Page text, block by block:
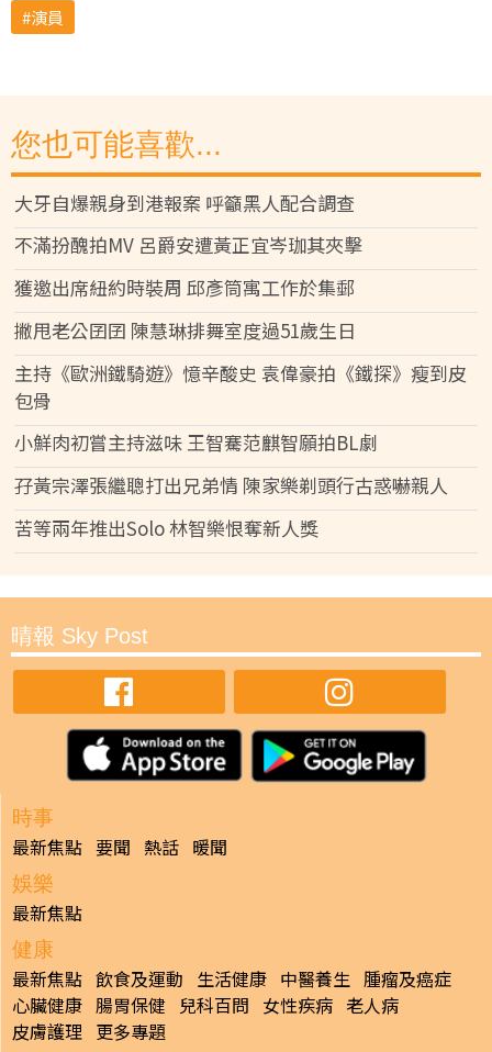
演員
您也可能喜歡...
大牙自爆親身到港報案 呼籲黑人配合調查
不滿扮醜拍MV 呂爵安遭黃正宜岑珈其夾擊
獲邀出席紐約時裝周 邱彥筒寓工作於集郵
撇甩老公囝囝 陳慧琳排舞室度過51歲生日
主持《歐洲鐵騎遊》憶辛酸史 袁偉豪拍《鐵探》瘦到皮
包骨
小鮮肉初嘗主持滋味 王智騫范麒智願拍BL劇
孖黃宗澤張繼聰打出兄弟情 陳家樂剃頭行古惑嚇親人
苦等兩年推出Solo 林智樂恨奪新人獎
晴報 Sky Post
時事
最新焦點 要聞 熱話 暖聞
娛樂
最新焦點
健康
最新焦點 飲食及運動 生活健康 中醫養生 腫瘤及癌症
心臟健康 腸胃保健 兒科百問 女性疾病 老人病
皮膚護理 更多專題